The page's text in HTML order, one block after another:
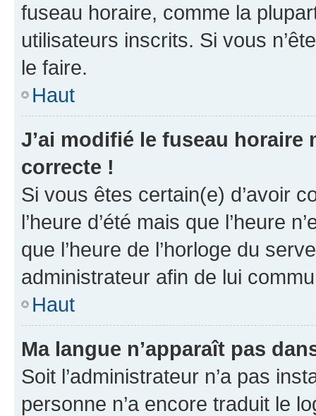
fuseau horaire, comme la
utilisateurs inscrits. Si vous
le faire.
Haut
J’ai modifié le fuseau horaire
correcte !
Si vous êtes certain(e) d’avoir
l’heure d’été mais que l’heure
que l’heure de l’horloge du
administrateur afin de lui
Haut
Ma langue n’apparaît pas
Soit l’administrateur n’a pas
personne n’a encore traduit le